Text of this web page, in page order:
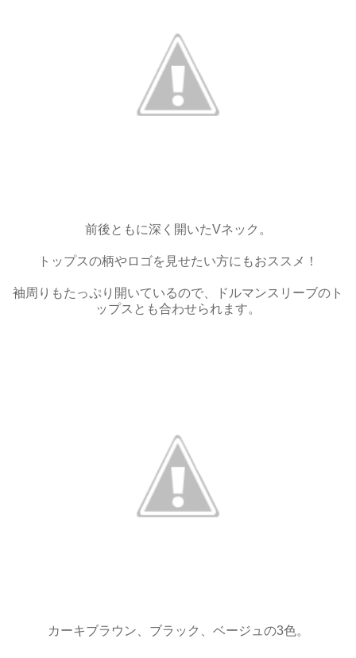
前後ともに深く開いたVネック。
トップスの柄やロゴを見せたい方にもおススメ！
袖周りもたっぷり開いているので、ドルマンスリーブのト
ップスとも合わせられます。
カーキブラウン、ブラック、ベージュの3色。